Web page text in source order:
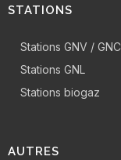
STATIONS
Stations GNV / GNC
Stations GNL
Stations biogaz
AUTRES